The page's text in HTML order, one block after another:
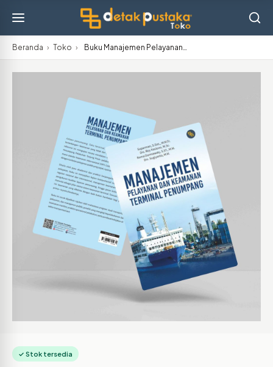
Beranda › Toko › Buku Manajemen Pelayanan…
✓ Stok tersedia